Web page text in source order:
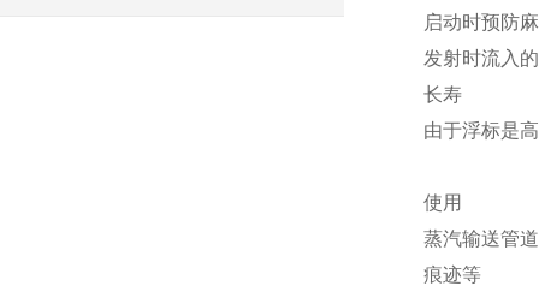
启动时预防
发射时流入
长寿
由于浮标是
使用
蒸汽输送管
痕迹等